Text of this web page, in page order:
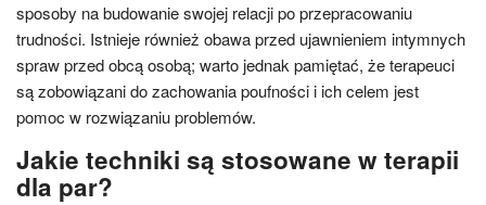
sposoby na budowanie swojej relacji po przepracowaniu
trudności. Istnieje również obawa przed ujawnieniem intymnych
spraw przed obcą osobą; warto jednak pamiętać, że terapeuci
są zobowiązani do zachowania poufności i ich celem jest
pomoc w rozwiązaniu problemów.
Jakie techniki są stosowane w terapii
dla par?